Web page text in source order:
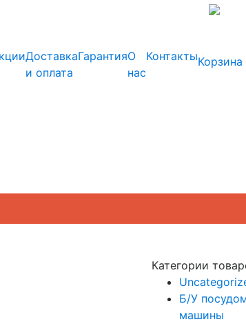
Доставка
и оплата
ГарантияО
нас
КонтактыКорзина
Категории
Б/У
машины